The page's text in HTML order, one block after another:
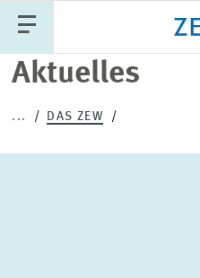
Aktuelles
... DAS ZEW